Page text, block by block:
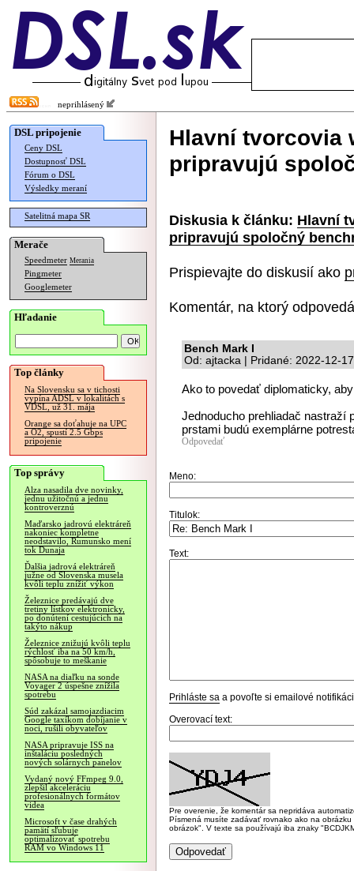
neprihlásený
DSL pripojenie
Ceny DSL
Dostupnosť DSL
Fórum o DSL
Výsledky meraní
Satelitná mapa SR
Merače
Speedmeter Merania
Pingmeter
Googlemeter
Hľadanie
Top články
Na Slovensku sa v tichosti
vypína ADSL v lokalitách s
VDSL, už 31. mája
Orange sa doťahuje na UPC
a O2, spustí 2.5 Gbps
pripojenie
Top správy
Alza nasadila dve novinky,
jednu užitočnú a jednu
kontroverznú
Maďarsko jadrovú elektráreň
nakoniec kompletne
neodstavilo, Rumunsko mení
tok Dunaja
Ďalšia jadrová elektráreň
južne od Slovenska musela
kvôli teplu znížiť výkon
Železnice predávajú dve
tretiny lístkov elektronicky,
po donútení cestujúcich na
takýto nákup
Železnice znižujú kvôli teplu
rýchlosť iba na 50 km/h,
spôsobuje to meškanie
NASA na diaľku na sonde
Voyager 2 úspešne znížila
spotrebu
Súd zakázal samojazdiacim
Google taxíkom dobíjanie v
noci, rušili obyvateľov
NASA pripravuje ISS na
inštaláciu posledných
nových solárnych panelov
Vydaný nový FFmpeg 9.0,
zlepšil akceleráciu
profesionálnych formátov
videa
Microsoft v čase drahých
pamätí sľubuje
optimalizovať spotrebu
RAM vo Windows 11
Hlavní tvorcovia
pripravujú
Diskusia k článku: Hlavní
pripravujú spoločný
Prispievajte do diskusií ako
Komentár, na ktorý
Bench Mark I
Od: ajtacka | Pridané: 2022-12-
Ako to povedať diplomaticky,
Jednoducho prehliadač
prstami budú exemplárne
Odpovedať
Meno:
Titulok:
Text:
Prihláste sa a povoľte si emailové
Overovací text:
Pre overenie, že komentár sa nepridáva
Písmená musíte zadávať rovnako ako na
obrázok". V texte sa používajú iba znaky